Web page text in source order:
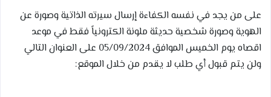
على من يجد في نفسه الكفاءة إرسال سيرته الذاتية وصورة عن
الهوية وصورة شخصية حديثة ملونة الكترونياً فقط في موعد
اقصاه يوم الخميس الموافق 05/09/2024 على العنوان التالي
ولن يتم قبول أي طلب لا يقدم من خلال الموقع: